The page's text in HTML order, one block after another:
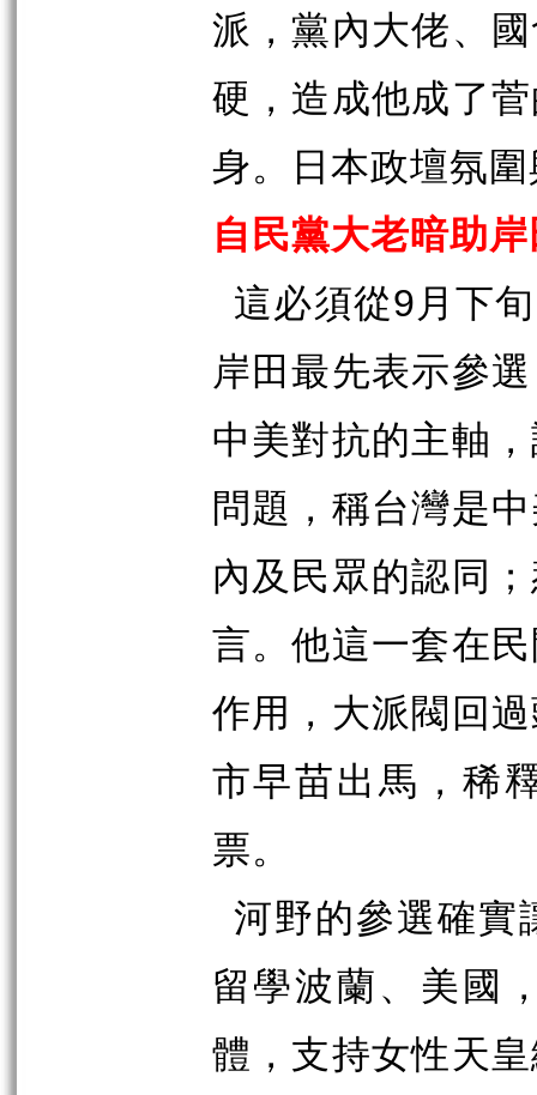
派，黨內大佬、
硬，造成他成了
身。日本政壇氛
自民黨大老暗助岸
這必須從9 月下
岸田最先表示參
中美對抗的主軸
問題，稱台灣是
內及民眾的認同
言。他這一套在
作用，大派閥回
市早苗出馬，稀
票。
河野的參選確實
留學波蘭、美國
體，支持女性天